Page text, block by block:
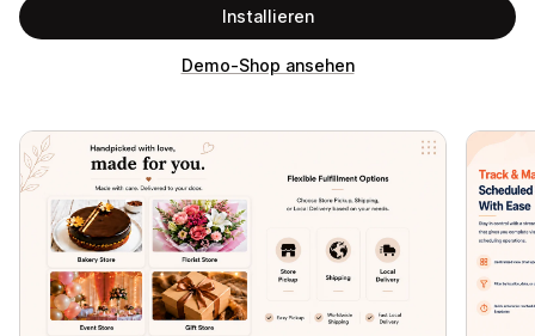
Installieren
Demo-Shop ansehen